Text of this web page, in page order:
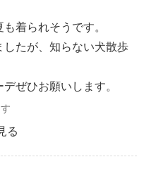
着られそうです。
たが、知らない犬散歩
ぜひお願いします。
る